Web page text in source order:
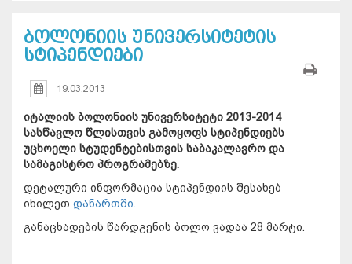
ბოლონიის უნივერსიტეტის
სტიპენდიები
19.03.2013
იტალიის ბოლონიის უნივერსიტეტი 2013-2014
სასწავლო წლისთვის გამოყოფს სტიპენდიებს
უცხოელი სტუდენტებისთვის საბაკალავრო და
სამაგისტრო პროგრამებზე.
დეტალური ინფორმაცია სტიპენდიის შესახებ
იხილეთ დანართში.
განაცხადების წარდგენის ბოლო ვადაა 28 მარტი.